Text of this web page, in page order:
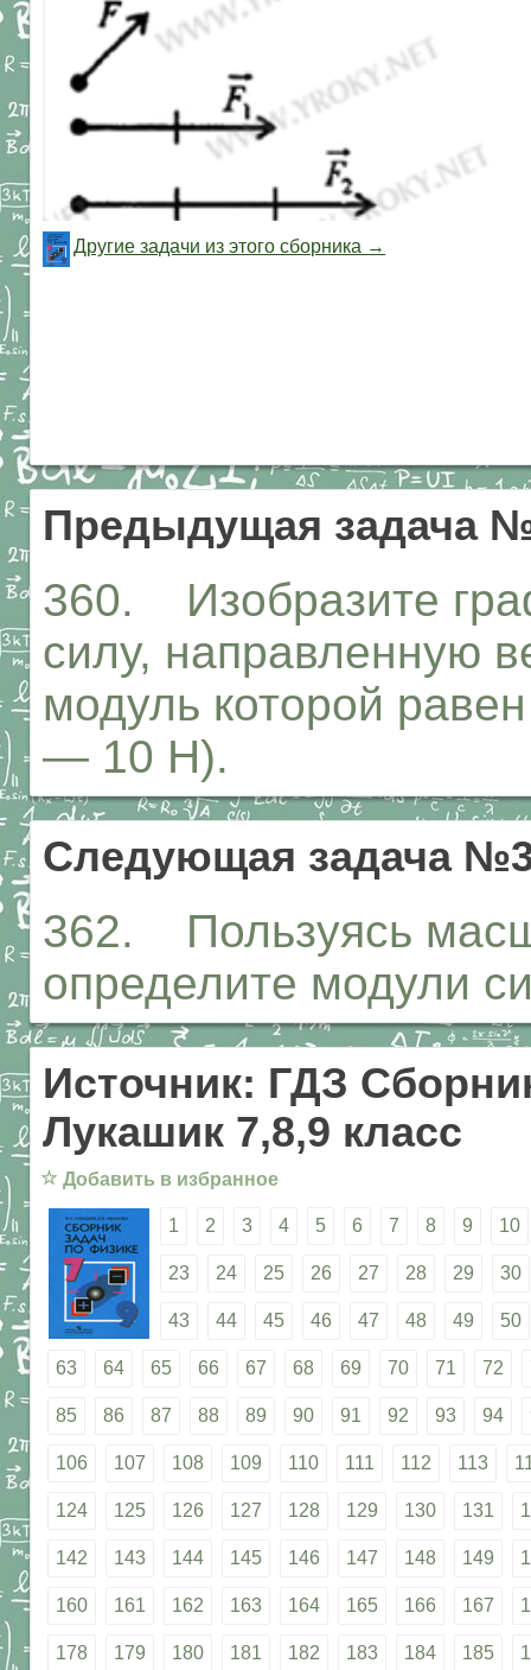
Другие задачи из этого сборника →
Предыдущая задача
360. Изобразите
силу, направленную
модуль которой
— 10 Н).
Следующая задача
362. Пользуясь
определите модули
Источник: ГДЗ
Лукашик 7,8,9 класс
☆ Добавить в избранное
1 2 3 4 5 6 7 8 9 10
23 24 25 26 27 28 29 30
43 44 45 46 47 48 49 50
63 64 65 66 67 68 69 70 71 72
85 86 87 88 89 90 91 92 93 94
106 107 108 109 110 111 112 113
124 125 126 127 128 129 130 131
142 143 144 145 146 147 148 149
160 161 162 163 164 165 166 167
178 179 180 181 182 183 184 185